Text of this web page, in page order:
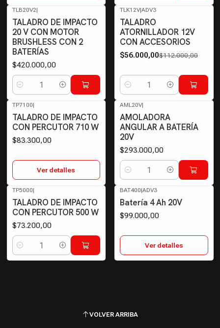
TLB20V2|
TALADRO DE IMPACTO
20 V CON MOTOR
BRUSHLESS CON 2
BATERÍAS
$420.000,00
Cantidad
-50%OFF
TLK12V|ADV3
TALADRO
ATORNILLADOR 12V
CON ACCESORIOS
$56.000,00$112.000,00
Cantidad
Agotado
TP7100|
TALADRO DE IMPACTO
CON PERCUTOR 710 W
$83.300,00
Ver detalles
AML20V|
AMOLADORA
ANGULAR A BATERÍA
20V
$293.000,00
Cantidad
TP5000|
TALADRO DE IMPACTO
CON PERCUTOR 500 W
$73.200,00
Cantidad
Agotado
BAT400|ADV3
Batería 4 Ah 20V
$99.000,00
Ver detalles
VOLVER ARRIBA